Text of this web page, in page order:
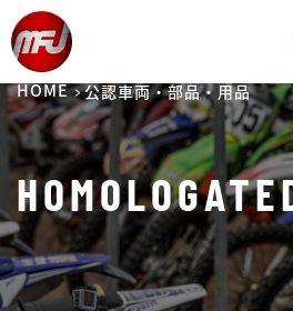
HOME 公認車両・部品・用品